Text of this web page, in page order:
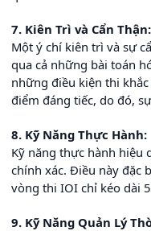
7. Kiên Trì và Cẩn Thận:
Một ý chí kiên trì và sự
qua cả những bài toán
những điều kiện thi
điểm đáng tiếc, do đó,
8. Kỹ Năng Thực Hành:
Kỹ năng thực hành hiệu
chính xác. Điều này đặc
vòng thi IOI chỉ kéo dài
9. Kỹ Năng Quản Lý